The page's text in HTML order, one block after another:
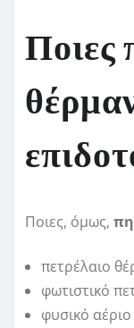
Ποιες
Ποιες, όμως,
πετρέλαιο
φωτιστικό
φυσικό αέριο